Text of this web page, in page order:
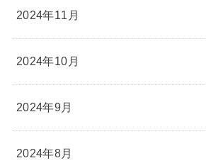
2024年11月
2024年10月
2024年9月
2024年8月